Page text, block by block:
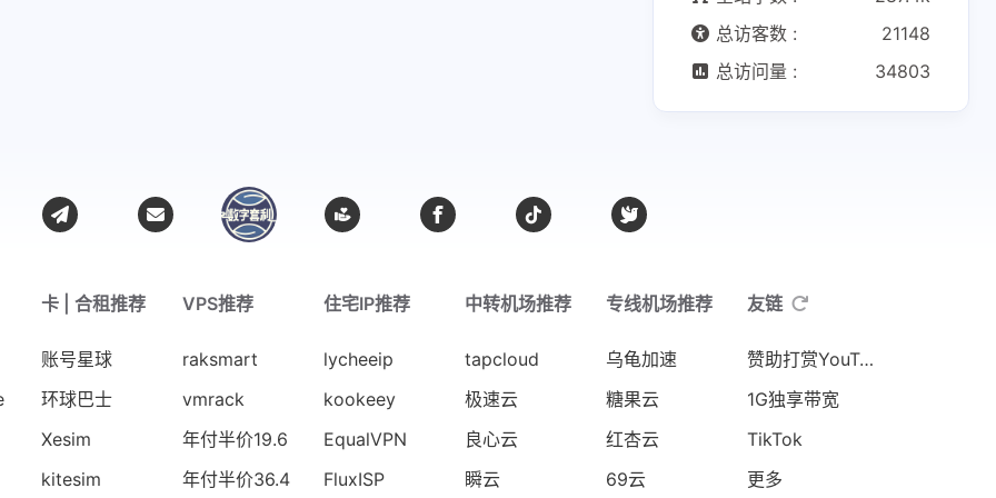
总访客数 :
21148
总访问量 :
34803
卡 | 合租推荐
账号星球
环球巴士
Xesim
kitesim
VPS推荐
raksmart
vmrack
年付半价19.6
年付半价36.4
住宅IP推荐
lycheeip
kookeey
EqualVPN
FluxISP
中转机场推荐
tapcloud
极速云
良心云
瞬云
专线机场推荐
乌龟加速
糖果云
红杏云
69云
友链
赞助打赏YouTube
1G独享带宽
TikTok
更多